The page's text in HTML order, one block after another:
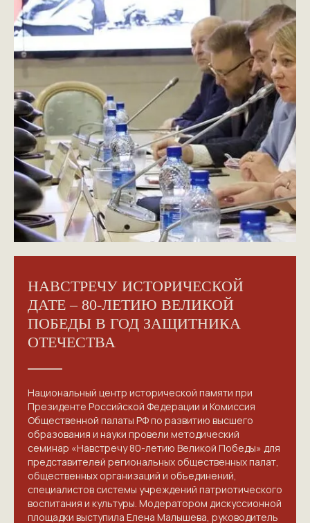
НАВСТРЕЧУ ИСТОРИЧЕСКОЙ
ДАТЕ – 80-ЛЕТИЮ ВЕЛИКОЙ
ПОБЕДЫ В ГОД ЗАЩИТНИКА
ОТЕЧЕСТВА
Национальный центр исторической памяти при
Президенте Российской Федерации и Комиссия
Общественной палаты РФ по развитию высшего
образования и науки провели методический
семинар «Навстречу 80-летию Великой Победы» для
представителей региональных общественных палат,
общественных организаций и объединений,
специалистов системы учреждений патриотического
воспитания и культуры. Модератором дискуссионной
площадки выступила Елена Малышева, руководитель